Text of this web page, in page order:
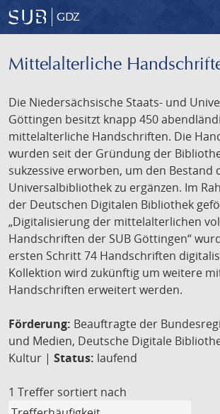
GDZ
Mittelalterliche
Die Niedersächsische Staats- und
Göttingen besitzt knapp 450
mittelalterliche Handschriften. Die
wurden seit der Gründung der
sukzessive erworben, um den Bestand
Universalbibliothek zu ergänzen. Im
der Deutschen Digitalen Bibliothek
„Digitalisierung der mittelalterlichen
Handschriften der SUB Göttingen“
ersten Schritt 74 Handschriften
Kollektion wird zukünftig um weitere
Handschriften erweitert werden.
Förderung: Beauftragte der
und Medien, Deutsche Digitale
Kultur | Status: laufend
1 Treffer sortiert nach